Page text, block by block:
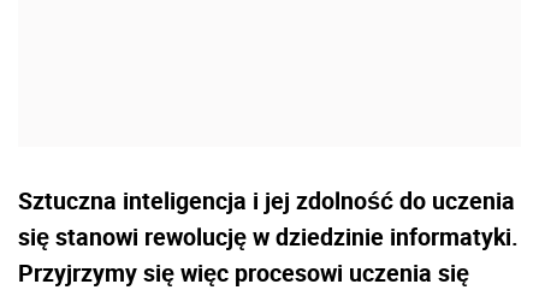
Sztuczna inteligencja i jej zdolność do uczenia
się stanowi rewolucję w dziedzinie informatyki.
Przyjrzymy się więc procesowi uczenia się